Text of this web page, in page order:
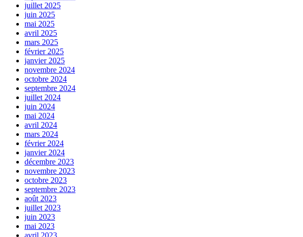
juillet 2025
juin 2025
mai 2025
avril 2025
mars 2025
février 2025
janvier 2025
novembre 2024
octobre 2024
septembre 2024
juillet 2024
juin 2024
mai 2024
avril 2024
mars 2024
février 2024
janvier 2024
décembre 2023
novembre 2023
octobre 2023
septembre 2023
août 2023
juillet 2023
juin 2023
mai 2023